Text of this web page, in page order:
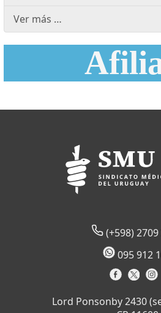
Ver más …
(+598) 2709
095 912
Lord Ponsonby 2430